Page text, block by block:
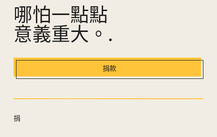
哪怕一點點
意義重大。.
捐款
捐